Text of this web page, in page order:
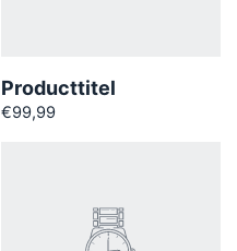
Producttitel
€99,99